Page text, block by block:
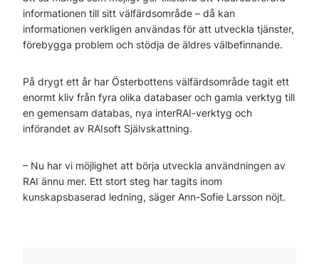
informationen till sitt välfärdsområde – då kan
informationen verkligen användas för att utveckla tjänster,
förebygga problem och stödja de äldres välbefinnande.
På drygt ett år har Österbottens välfärdsområde tagit ett
enormt kliv från fyra olika databaser och gamla verktyg till
en gemensam databas, nya interRAI-verktyg och
införandet av RAIsoft Självskattning.
– Nu har vi möjlighet att börja utveckla användningen av
RAI ännu mer. Ett stort steg har tagits inom
kunskapsbaserad ledning, säger Ann-Sofie Larsson nöjt.